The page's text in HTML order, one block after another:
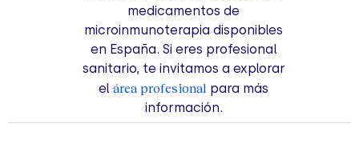
medicamentos de
microinmunoterapia disponibles
en España. Si eres profesional
sanitario, te invitamos a explorar
el área profesional para más
información.